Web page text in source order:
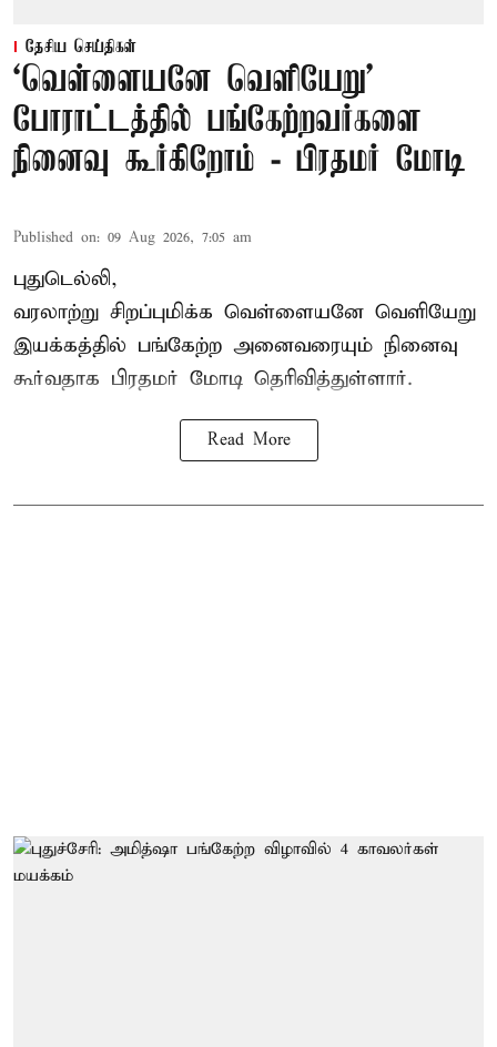
தேசிய செய்திகள்
‘வெள்ளையனே வெளியேறு’
போராட்டத்தில் பங்கேற்றவர்களை
நினைவு கூர்கிறோம் - பிரதமர் மோடி
Published on: 09 Aug 2026, 7:05 am
புதுடெல்லி,
வரலாற்று சிறப்புமிக்க வெள்ளையனே வெளியேறு
இயக்கத்தில் பங்கேற்ற அனைவரையும் நினைவு
கூர்வதாக பிரதமர் மோடி தெரிவித்துள்ளார்.
Read More